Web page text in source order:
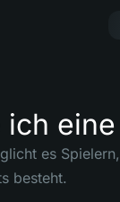
es
besteht.